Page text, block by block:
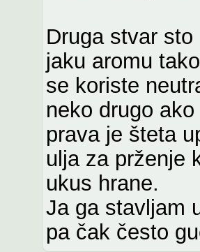
Druga stvar
jaku aromu
se koriste
neko drugo
prava je šteta
ulja za prženje
ukus hrane.
Ja ga stavljam
pa čak često